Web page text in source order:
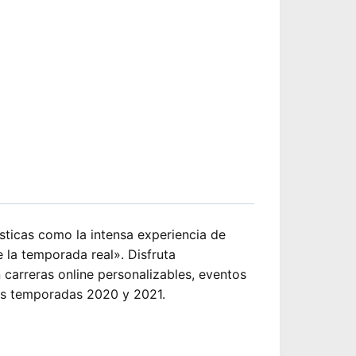
como la intensa experiencia de
la temporada real». Disfruta
online personalizables, eventos
temporadas 2020 y 2021.